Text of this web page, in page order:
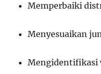
Memperbaiki
Menyesuaikan
Mengidentifikasi